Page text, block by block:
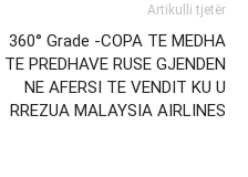
Artikulli tjetër
360° Grade -COPA TE MEDHA
TE PREDHAVE RUSE GJENDEN
NE AFERSI TE VENDIT KU U
RREZUA MALAYSIA AIRLINES